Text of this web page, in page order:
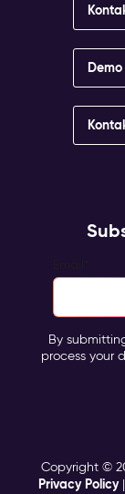
By
process your
Copyright ©
Privacy Policy|